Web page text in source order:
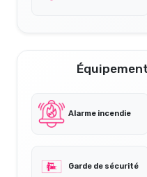
Alarme incendie
Garde de sécurité